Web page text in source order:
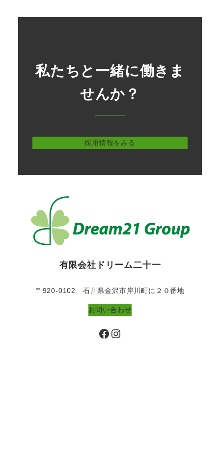
私たちと一緒に働きま
せんか？
採用情報をみる
有限会社ドリーム二十一
〒920-0102 石川県金沢市岸川町に２０番地
お問い合わせ
Facebook Instagram